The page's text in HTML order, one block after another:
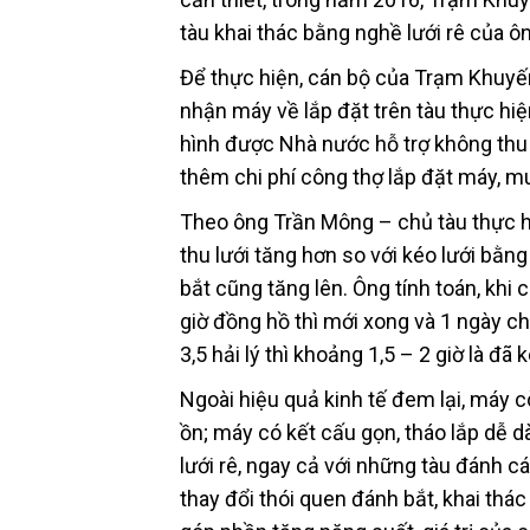
tàu khai thác bằng nghề lưới rê của
Để thực hiện, cán bộ của Trạm
nhận máy về lắp đặt trên tàu thực
hình được Nhà nước hỗ trợ không
thêm chi phí công thợ lắp đặt máy,
Theo ông Trần Mông – chủ tàu thực
thu lưới tăng hơn so với kéo lưới
bắt cũng tăng lên. Ông tính toán, khi
giờ đồng hồ thì mới xong và 1 ngày
3,5 hải lý thì khoảng 1,5 – 2 giờ là đã
Ngoài hiệu quả kinh tế đem lại, máy
ồn; máy có kết cấu gọn, tháo lắp dễ
lưới rê, ngay cả với những tàu đánh
thay đổi thói quen đánh bắt, khai